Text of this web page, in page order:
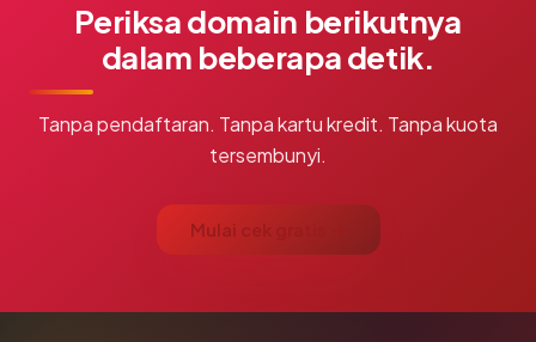
Periksa domain berikutnya
dalam beberapa detik.
Tanpa pendaftaran. Tanpa kartu kredit. Tanpa kuota
tersembunyi.
Mulai cek gratis →